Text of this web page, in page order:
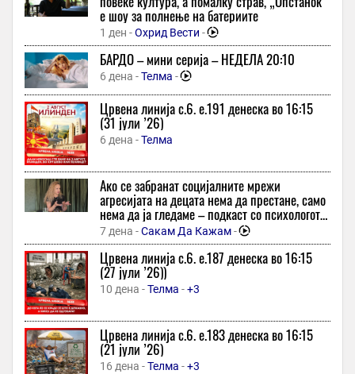
59 минути -Фактор
ЕКСКЛУЗИВНО ЗА СПОРТСКА МРЕЖА: ЖФК Менада ги откри
амбициите – целта е Прва лига, ќе се гради клуб за
шампионска иднина!
1 час -Спортска Мрежа
Бугарската заедница со ницијатива „60 секунди за Болград“
по повод 205 години од основањето на градот
1 час -Трибуна
Зошто секое дете треба да поминува време во игротека?
1 час -24 Инфо-+1-
Зеленски во прва посета на Србија
Макфакс -+4
Грчка салата како од таверна: Со 6 трикови, летниот
специјалитет ќе има совршен вкус
1 час -Попара
Зошто луѓето почнаа да чуваат пари во алуминиумска
фолија? Експертите откриваат дали трикот навистина
функционира
1 час -Репортер
е шоу за полнење на батериите
1 ден -Охрид Вести -
БАРДО – мини серија – НЕДЕЛА 20:10
6 дена -Телма -
Црвена линија с.6. e.191 денеска во 16:15
(31 јули ’26)
6 дена -Телма
Ако се забранат социјалните мрежи
агресијата на децата нема да престане, само
нема да ја гледаме – подкаст со психологот
емилија бошкова
7 дена -Сакам Да Кажам-
Црвена линија с.6. e.187 денеска во 16:15
(27 јули ’26))
10 дена -Телма -+3
Црвена линија с.6. e.183 денеска во 16:15
(21 јули ’26)
16 дена -Телма -+3